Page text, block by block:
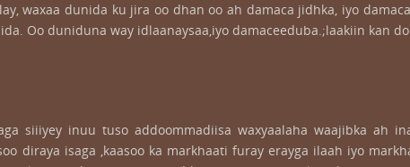
waxaa dunida ku jira oo dhan oo ah damaca jidhka, iyo
Oo duniduna way idlaanaysaa,iyo damaceeduba.;laakiin kan
siiiyey inuu tuso addoommadiisa waxyaalaha waajibka ah
diraya isaga ,kaasoo ka markhaati furay erayga ilaah iyo